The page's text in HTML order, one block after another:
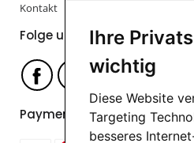
Ihre
wichtig
Diese Website
Targeting
besseres
Kontakt
Folge uns
Payment options